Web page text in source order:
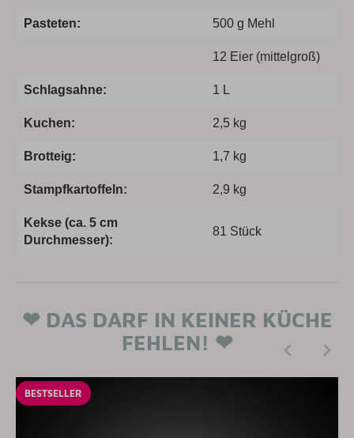
Pasteten: 500 g Mehl
12 Eier (mittelgroß)
Schlagsahne: 1 L
Kuchen: 2,5 kg
Brotteig: 1,7 kg
Stampfkartoffeln: 2,9 kg
Kekse (ca. 5 cm
Durchmesser):
81 Stück
❤ DAS DARF IN KEINER KÜCHE
FEHLEN! ❤
BESTSELLER